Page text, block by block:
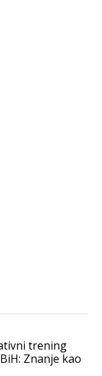
trening
Znanje kao